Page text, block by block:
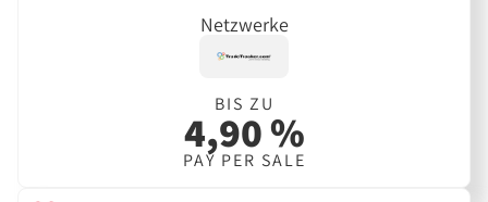
Netzwerke
BIS ZU
4,90 %
PAY PER SALE